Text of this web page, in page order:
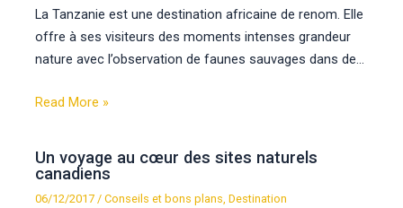
La Tanzanie est une destination africaine de renom. Elle
offre à ses visiteurs des moments intenses grandeur
nature avec l’observation de faunes sauvages dans de…
Read More »
Un voyage au cœur des sites naturels
canadiens
06/12/2017 /Conseils et bons plans ,Destination